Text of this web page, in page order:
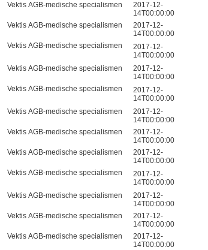
Vektis AGB-medische specialismen
2017-12-
14T00:00:00
Vektis AGB-medische specialismen
2017-12-
14T00:00:00
Vektis AGB-medische specialismen
2017-12-
14T00:00:00
Vektis AGB-medische specialismen
2017-12-
14T00:00:00
Vektis AGB-medische specialismen
2017-12-
14T00:00:00
Vektis AGB-medische specialismen
2017-12-
14T00:00:00
Vektis AGB-medische specialismen
2017-12-
14T00:00:00
Vektis AGB-medische specialismen
2017-12-
14T00:00:00
Vektis AGB-medische specialismen
2017-12-
14T00:00:00
Vektis AGB-medische specialismen
2017-12-
14T00:00:00
Vektis AGB-medische specialismen
2017-12-
14T00:00:00
Vektis AGB-medische specialismen
2017-12-
14T00:00:00